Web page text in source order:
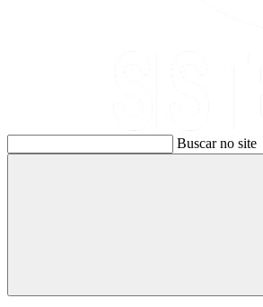
Buscar no site
Buscar